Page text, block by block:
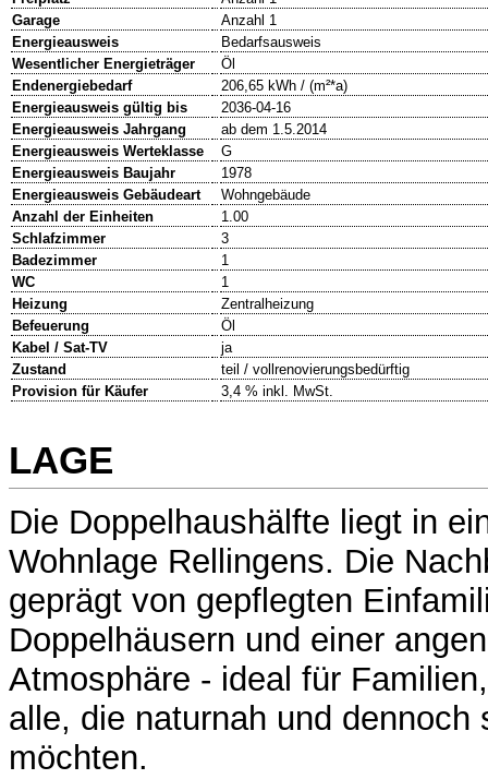
Garage
Anzahl 1
Energieausweis
Bedarfsausweis
Wesentlicher Energieträger
Öl
Endenergiebedarf
206,65 kWh / (m²*a)
Energieausweis gültig bis
2036-04-16
Energieausweis Jahrgang
ab dem 1.5.2014
Energieausweis Werteklasse
G
Energieausweis Baujahr
1978
Energieausweis Gebäudeart
Wohngebäude
Anzahl der Einheiten
1.00
Schlafzimmer
3
Badezimmer
1
WC
1
Heizung
Zentralheizung
Befeuerung
Öl
Kabel / Sat-TV
ja
Zustand
teil / vollrenovierungsbedürftig
Provision für Käufer
3,4 % inkl. MwSt.
LAGE
Die Doppelhaushälfte liegt in
Wohnlage Rellingens. Die
geprägt von gepflegten
Doppelhäusern und einer
Atmosphäre - ideal für
alle, die naturnah und dennoch
möchten.